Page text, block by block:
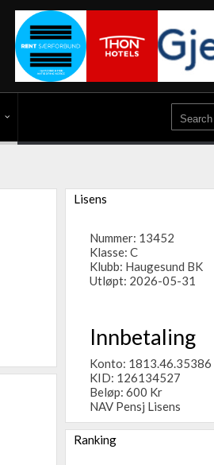
Lisens
Nummer: 13452
Klasse: C
Klubb: Haugesund BK
Utløpt: 2026-05-31
Innbetaling
Konto: 1813.46.35386
KID: 126134527
Beløp: 600 Kr
NAV Pensj Lisens
Ranking